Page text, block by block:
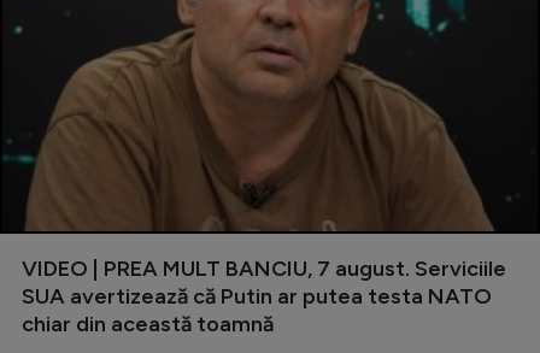
VIDEO | PREA MULT BANCIU, 7 august. Serviciile
SUA avertizează că Putin ar putea testa NATO
chiar din această toamnă